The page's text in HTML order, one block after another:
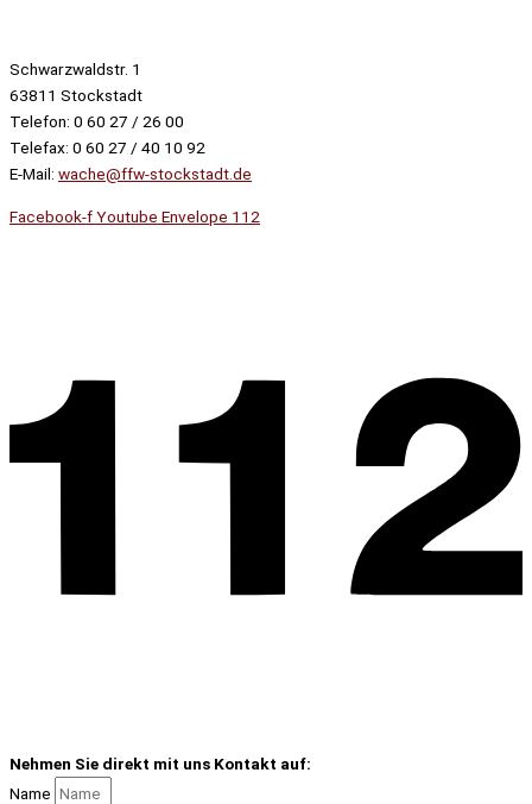
Schwarzwaldstr. 1
63811 Stockstadt
Telefon: 0 60 27 / 26 00
Telefax: 0 60 27 / 40 10 92
E-Mail: wache@ffw-stockstadt.de
Facebook-fYoutube Envelope 112
Nehmen Sie direkt mit uns Kontakt auf:
Name